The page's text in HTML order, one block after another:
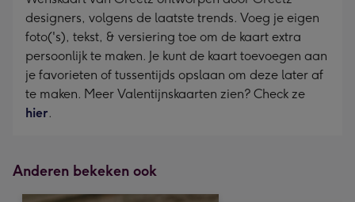
designers, volgens de laatste trends. Voeg je eigen
foto('s), tekst, & versiering toe om de kaart extra
persoonlijk te maken. Je kunt de kaart toevoegen aan
je favorieten of tussentijds opslaan om deze later af
te maken. Meer Valentijnskaarten zien? Check ze
hier.
Anderen bekeken ook